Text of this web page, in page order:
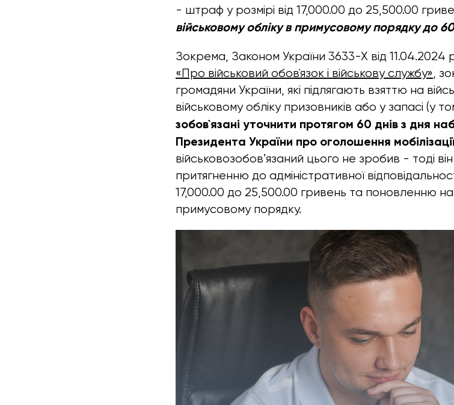
- штраф у розмірі від 17,000.00 до 25,500.00
військовому обліку в примусовому порядку до
Зокрема, Законом України 3633-Х від 11.04.2024
«Про військовий обов`язок і військову службу»,
громадяни України, які підлягають взяттю на
військовому обліку призовників або у запасі (у
зобов`язані уточнити протягом 60 днів з дня
Президента України про оголошення
військовозобовʼязаний цього не зробив - тоді
притягненню до адміністративної
17,000.00 до 25,500.00 гривень та поновленню на
примусовому порядку.